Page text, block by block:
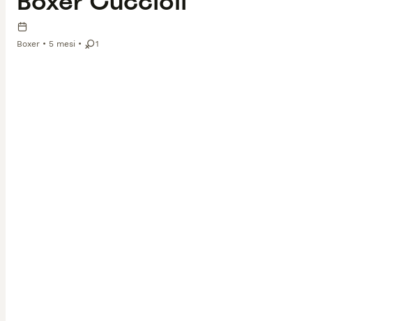
Boxer 5 mesi 1